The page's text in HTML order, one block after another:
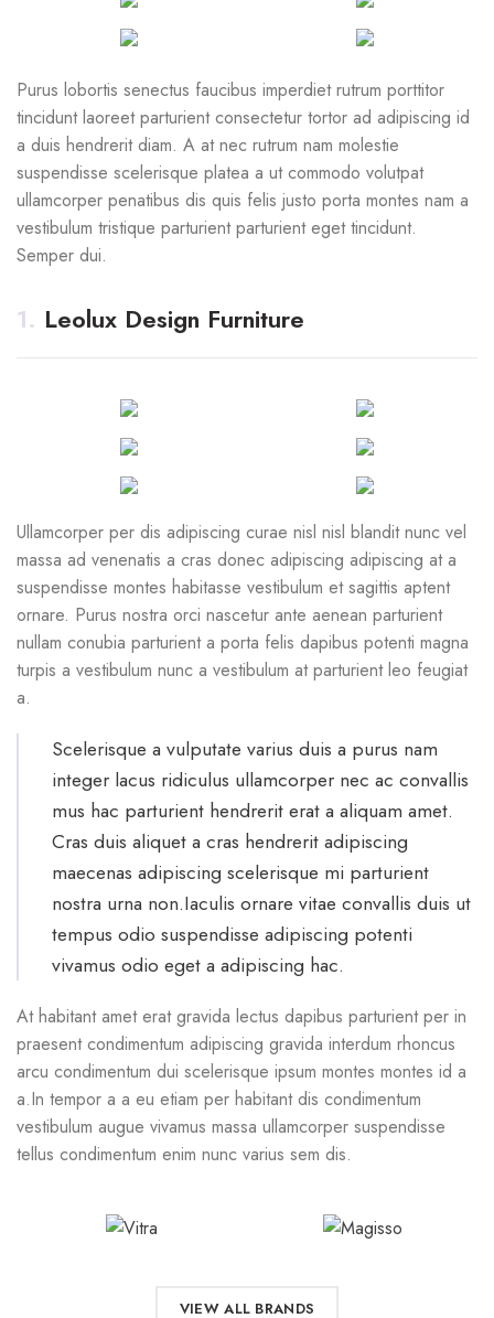
Purus lobortis senectus faucibus imperdiet rutrum porttitor
tincidunt laoreet parturient consectetur tortor ad adipiscing id
a duis hendrerit diam. A at nec rutrum nam molestie
suspendisse scelerisque platea a ut commodo volutpat
ullamcorper penatibus dis quis felis justo porta montes nam a
vestibulum tristique parturient parturient eget tincidunt.
Semper dui.
1. Leolux Design Furniture
Ullamcorper per dis adipiscing curae nisl nisl blandit nunc vel
massa ad venenatis a cras donec adipiscing adipiscing at a
suspendisse montes habitasse vestibulum et sagittis aptent
ornare. Purus nostra orci nascetur ante aenean parturient
nullam conubia parturient a porta felis dapibus potenti magna
turpis a vestibulum nunc a vestibulum at parturient leo feugiat
a.
Scelerisque a vulputate varius duis a purus nam
integer lacus ridiculus ullamcorper nec ac convallis
mus hac parturient hendrerit erat a aliquam amet.
Cras duis aliquet a cras hendrerit adipiscing
maecenas adipiscing scelerisque mi parturient
nostra urna non.Iaculis ornare vitae convallis duis ut
tempus odio suspendisse adipiscing potenti
vivamus odio eget a adipiscing hac.
At habitant amet erat gravida lectus dapibus parturient per in
praesent condimentum adipiscing gravida interdum rhoncus
arcu condimentum dui scelerisque ipsum montes montes id a
a.In tempor a a eu etiam per habitant dis condimentum
vestibulum augue vivamus massa ullamcorper suspendisse
tellus condimentum enim nunc varius sem dis.
VIEW ALL BRANDS